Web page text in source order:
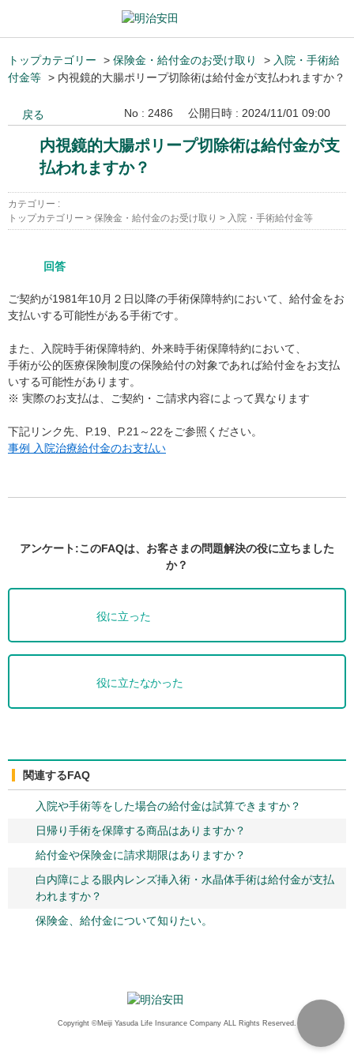
トップカテゴリー > 保険金・給付金のお受け取り > 入院・手術給
付金等 > 内視鏡的大腸ポリープ切除術は給付金が支払われますか？
戻る No : 2486 公開日時 : 2024/11/01 09:00
内視鏡的大腸ポリープ切除術は給付金が支
払われますか？
カテゴリー :
トップカテゴリー > 保険金・給付金のお受け取り > 入院・手術給付金等
回答
ご契約が1981年10月２日以降の手術保障特約において、給付金をお
支払いする可能性がある手術です。
また、入院時手術保障特約、外来時手術保障特約において、
手術が公的医療保険制度の保険給付の対象であれば給付金をお支払
いする可能性があります。
※ 実際のお支払は、ご契約・ご請求内容によって異なります
下記リンク先、P.19、P.21～22をご参照ください。
事例 入院治療給付金のお支払い
アンケート:このFAQは、お客さまの問題解決の役に立ちました
か？
役に立った
役に立たなかった
関連するFAQ
入院や手術等をした場合の給付金は試算できますか？
日帰り手術を保障する商品はありますか？
給付金や保険金に請求期限はありますか？
白内障による眼内レンズ挿入術・水晶体手術は給付金が支払
われますか？
保険金、給付金について知りたい。
Copyright ©Meiji Yasuda Life Insurance Company ALL Rights Reserved.